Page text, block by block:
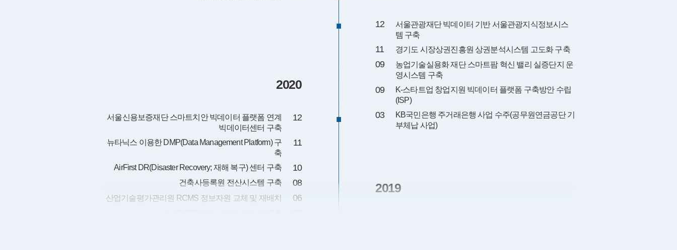
2020
서울신용보증재단 스마트치안 빅데이터 플랫폼 연계
빅데이터센터 구축
12
뉴타닉스 이용한 DMP(Data Management Platform) 구
축
11
AirFirst DR(Disaster Recovery; 재해 복구) 센터 구축 10
건축사등록원 전산시스템 구축 08
산업기술평가관리원 RCMS 정보자원 교체 및 재배치 06
12
서울관광재단 빅데이터 기반 서울관광지식정보시스
템 구축
11 경기도 시장상권진흥원 상권분석시스템 고도화 구축
09
농업기술실용화 재단 스마트팜 혁신 밸리 실증단지 운
영시스템 구축
09
K-스타트업 창업지원 빅데이터 플랫폼 구축방안 수립
(ISP)
03
KB국민은행 주거래은행 사업 수주(공무원연금공단 기
부체납 사업)
2019